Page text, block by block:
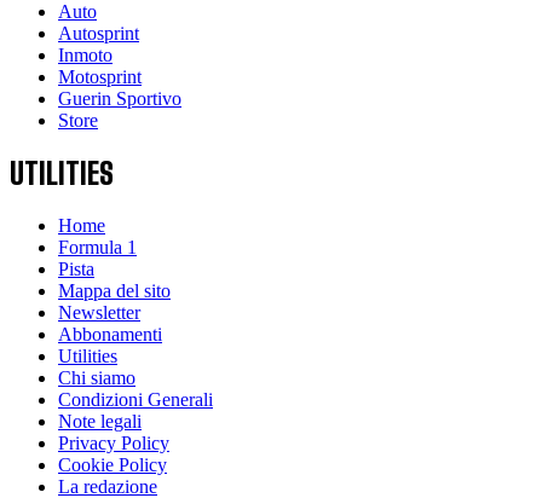
Auto
Autosprint
Inmoto
Motosprint
Guerin Sportivo
Store
UTILITIES
Home
Formula 1
Pista
Mappa del sito
Newsletter
Abbonamenti
Utilities
Chi siamo
Condizioni Generali
Note legali
Privacy Policy
Cookie Policy
La redazione